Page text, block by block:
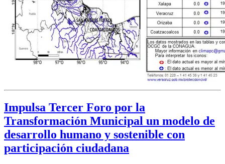
Impulsa Tercer Foro por la
Transformación Municipal un modelo de
desarrollo humano y sostenible con
participación ciudadana